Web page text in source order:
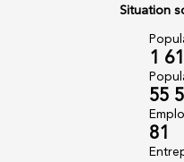
Situation
1
55
81